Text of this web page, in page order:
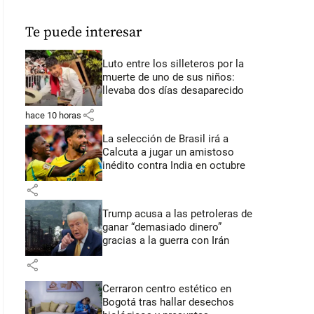
Te puede interesar
Luto entre los silleteros por la
muerte de uno de sus niños:
llevaba dos días desaparecido
hace 10 horas share
La selección de Brasil irá a
Calcuta a jugar un amistoso
inédito contra India en octubre
share
Trump acusa a las petroleras de
ganar “demasiado dinero”
gracias a la guerra con Irán
share
Cerraron centro estético en
Bogotá tras hallar desechos